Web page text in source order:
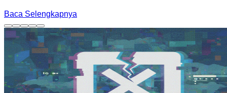
Baca Selengkapnya